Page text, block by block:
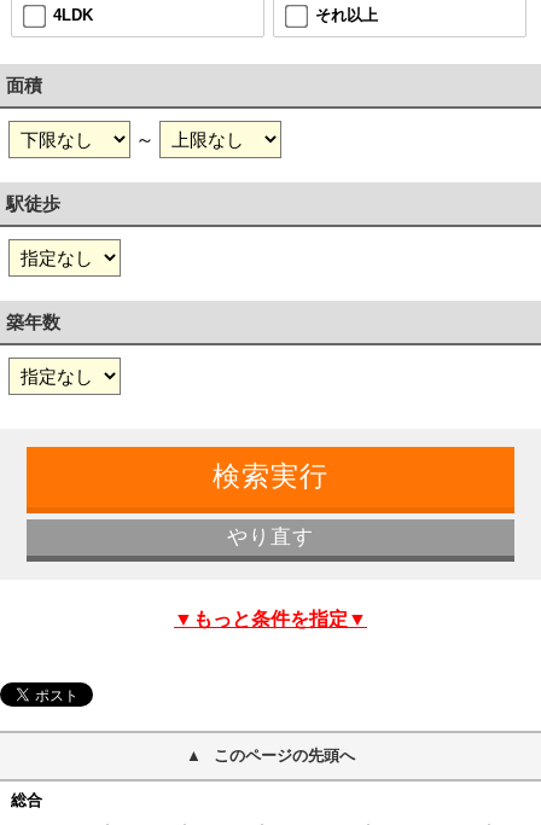
4LDK それ以上
面積
～
駅徒歩
築年数
▼もっと条件を指定▼
このページの先頭へ
総合